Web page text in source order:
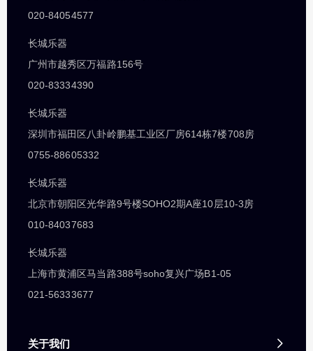
020-84054577
长城乐器
广州市越秀区万福路156号
020-83334390
长城乐器
深圳市福田区八卦岭鹏基工业区厂房614栋7楼708房
0755-88605332
长城乐器
北京市朝阳区光华路9号楼SOHO2期A座10层10-3房
010-84037683
长城乐器
上海市黄浦区马当路388号soho复兴广场B1-05
021-56333677
关于我们 